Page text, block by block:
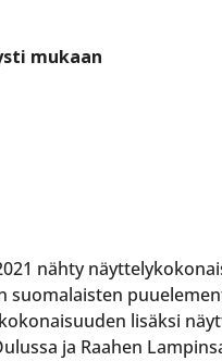
mukaan
nähty
suomalaisten
lisäksi
ja Raahen